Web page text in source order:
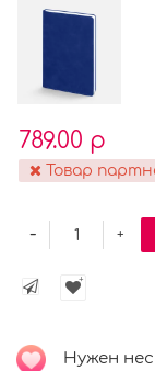
789.00 р
Товар
+
-
Нужен